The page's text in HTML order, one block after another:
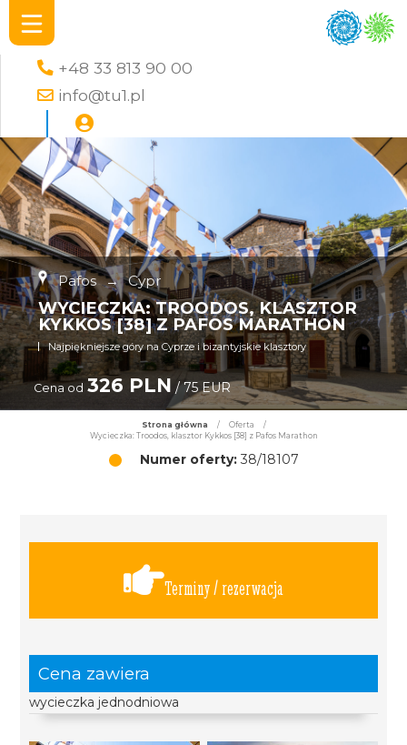
+48 33 813 90 00
info@tu1.pl
Pafos → Cypr
WYCIECZKA: TROODOS, KLASZTOR
KYKKOS [38] Z PAFOS MARATHON
Najpiękniejsze góry na Cyprze i bizantyjskie klasztory
Cena od 326 PLN / 75 EUR
Strona główna / Oferta
/
Wycieczka: Troodos, klasztor Kykkos [38] z Pafos Marathon
Numer oferty:38/18107
Terminy / rezerwacja
Cena zawiera
wycieczka jednodniowa